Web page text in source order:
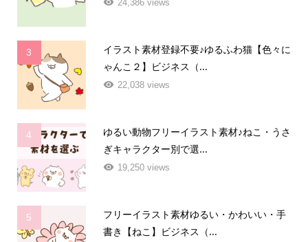
24,386 views
3
イラスト素材登録不要♪ゆるふわ猫【色々に
ゃんこ２】ビジネス（...
22,038 views
4
ゆるい動物フリーイラスト素材♪ねこ・うさ
ぎキャラクター別で選...
19,250 views
5
フリーイラスト素材ゆるい・かわいい・手
書き【ねこ】ビジネス（...